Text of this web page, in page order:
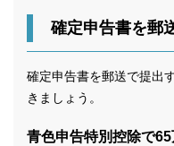
確定申告書を郵
確定申告書を郵送で提出
きましょう。
青色申告特別控除で